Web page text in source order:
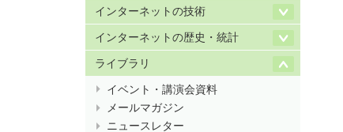
インターネットの技術
インターネットの歴史・統計
ライブラリ
イベント・講演会資料
メールマガジン
ニュースレター